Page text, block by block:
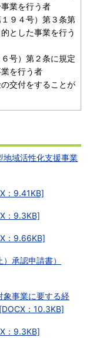
業を行う者
９４号）第３条第
とした事業を行う
号）第２条に規定
を行う者
交付をすることが
地域活性化支援事業
：9.41KB]
：9.3KB]
：9.66KB]
承認申請書）
象事業に要する経
：10.3KB]
：9.3KB]